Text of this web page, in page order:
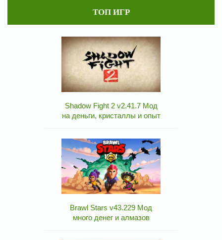
ТОП ИГР
Shadow Fight 2 v2.41.7 Мод
на деньги, кристаллы и опыт
Brawl Stars v43.229 Мод
много денег и алмазов